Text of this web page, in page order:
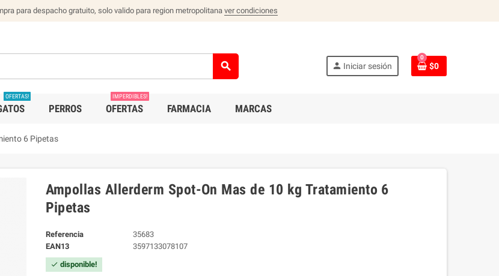
para despacho gratuito, solo valido para region metropolitanaver condiciones
search person Iniciar sesión
0
$0
OFERTAS!
PERROS OFERTAS
IMPERDIBLES!
FARMACIA MARCAS
6 Pipetas
Ampollas Allerderm Spot-On Mas de 10 kg Tratamiento 6
Pipetas
Referencia
35683
EAN13
3597133078107
check disponible!